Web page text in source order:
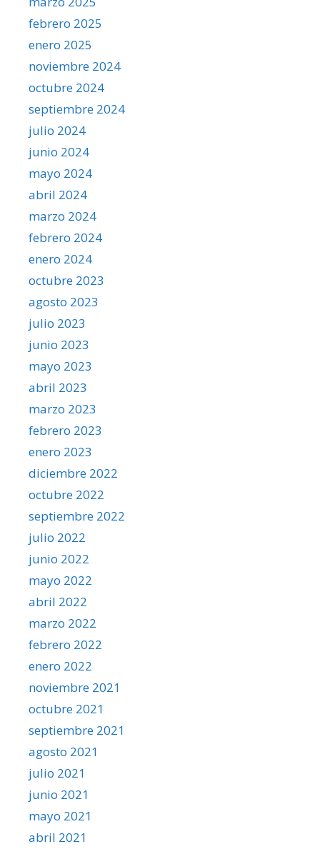
febrero 2025
enero 2025
noviembre 2024
octubre 2024
septiembre 2024
julio 2024
junio 2024
mayo 2024
abril 2024
marzo 2024
febrero 2024
enero 2024
octubre 2023
agosto 2023
julio 2023
junio 2023
mayo 2023
abril 2023
marzo 2023
febrero 2023
enero 2023
diciembre 2022
octubre 2022
septiembre 2022
julio 2022
junio 2022
mayo 2022
abril 2022
marzo 2022
febrero 2022
enero 2022
noviembre 2021
octubre 2021
septiembre 2021
agosto 2021
julio 2021
junio 2021
mayo 2021
abril 2021